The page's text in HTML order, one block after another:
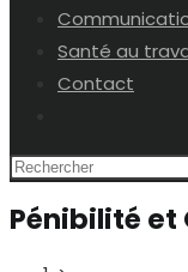
Santé au
Contact
search
Pénibilité et